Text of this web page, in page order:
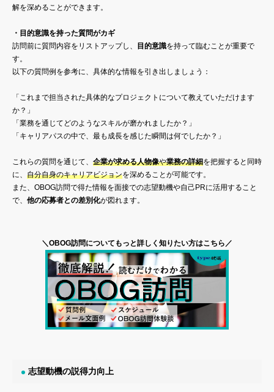
解を深めることができます。
・目的意識を持った質問がカギ
訪問前に質問内容をリストアップし、
目的意識を持って臨むことが重要で
す。
以下の質問例を参考に、具体的な情報を引き出しましょう：
「これまで担当された具体的なプロジェクトについて教えていただけます
か？」
「業務を通じてどのようなスキルが磨かれましたか？」
「キャリアパスの中で、最も成長を感じた瞬間は何でしたか？」
これらの質問を通じて、 企業が求める人物像や業務の詳細を把握すると同時
に、 自分自身のキャリアビジョンを深めることが可能です。
また、OBOG訪問で得た情報を面接での志望動機や自己PRに活用すること
で、 他の応募者との差別化が図れます。
＼OBOG訪問についてもっと詳しく知りたい方はこちら／
志望動機の説得力向上